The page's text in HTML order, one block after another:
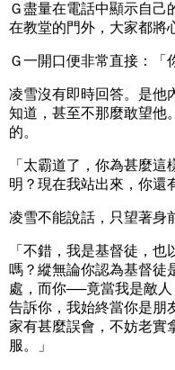
Ｇ盡量在電話中顯示自己
在教堂的門外，大家都將
Ｇ一開口便非常直接：「
凌雪沒有即時回答。是他
知道，甚至不那麼敢望他
的。
「太霸道了，你為甚麼
明？現在我站出來，你還
凌雪不能說話，只望著身
「不錯，我是基督徒，
嗎？縱無論你認為基督徒
處，而你──竟當我是敵
告訴你，我始終當你是朋
家有甚麼誤會，不妨老實
服。」